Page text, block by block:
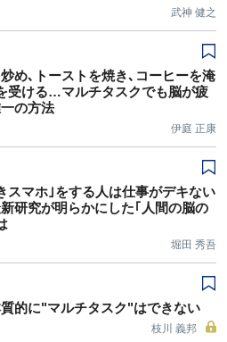
武神 健之
め､トーストを焼き､コーヒーを淹
受ける…マルチタスクでも脳が疲
の方法
伊庭 正康
スマホ｣をする人は仕事がデキない
研究が明らかにした｢人間の脳の
堀田 秀吾
質的に"マルチタスク"はできない
枝川 義邦